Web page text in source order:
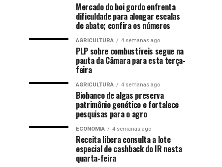
Mercado do boi gordo enfrenta
dificuldade para alongar escalas
de abate; confira os números
AGRICULTURA 4 semanas ago
PLP sobre combustíveis segue na
pauta da Câmara para esta terça-
feira
AGRICULTURA 4 semanas ago
Biobanco de algas preserva
patrimônio genético e fortalece
pesquisas para o agro
ECONOMIA 4 semanas ago
Receita libera consulta a lote
especial de cashback do IR nesta
quarta-feira